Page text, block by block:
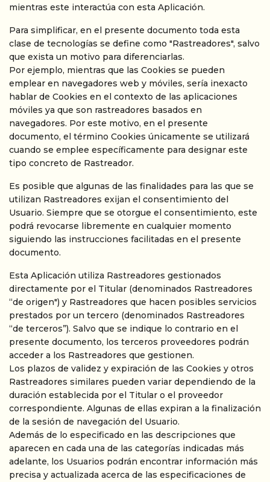
mientras este interactúa con esta Aplicación.
Para simplificar, en el presente documento toda esta
clase de tecnologías se define como "Rastreadores", salvo
que exista un motivo para diferenciarlas.
Por ejemplo, mientras que las Cookies se pueden
emplear en navegadores web y móviles, sería inexacto
hablar de Cookies en el contexto de las aplicaciones
móviles ya que son rastreadores basados en
navegadores. Por este motivo, en el presente
documento, el término Cookies únicamente se utilizará
cuando se emplee específicamente para designar este
tipo concreto de Rastreador.
Es posible que algunas de las finalidades para las que se
utilizan Rastreadores exijan el consentimiento del
Usuario. Siempre que se otorgue el consentimiento, este
podrá revocarse libremente en cualquier momento
siguiendo las instrucciones facilitadas en el presente
documento.
Esta Aplicación utiliza Rastreadores gestionados
directamente por el Titular (denominados Rastreadores
“de origen") y Rastreadores que hacen posibles servicios
prestados por un tercero (denominados Rastreadores
“de terceros”). Salvo que se indique lo contrario en el
presente documento, los terceros proveedores podrán
acceder a los Rastreadores que gestionen.
Los plazos de validez y expiración de las Cookies y otros
Rastreadores similares pueden variar dependiendo de la
duración establecida por el Titular o el proveedor
correspondiente. Algunas de ellas expiran a la finalización
de la sesión de navegación del Usuario.
Además de lo especificado en las descripciones que
aparecen en cada una de las categorías indicadas más
adelante, los Usuarios podrán encontrar información más
precisa y actualizada acerca de las especificaciones de